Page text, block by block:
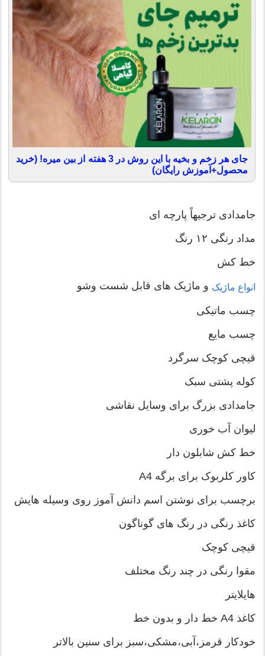
جای هر زخم و بخیه با این روش در 3 هفته از بین میره! (خرید
محصول+آموزش رایگان)
جامدادی ترجیهاً پارچه ای
مداد رنگی ۱۲ رنگ
خط کش
انواع ماژیک و ماژیک های قابل شست وشو
چسب ماتیکی
چسب مایع
قیچی کوچک سرگرد
کوله پشتی سبک
جامدادی بزرگ برای وسایل نقاشی
لیوان آب خوری
خط کش شابلون دار
کاور کلربوک برای برگه A4
برچسب برای نوشتن اسم دانش آموز روی وسیله هایش
کاغذ رنگی در رنگ های گوناگون
قیچی کوچک
مقوا رنگی در چند رنگ مختلف
هایلایتر
کاغذ A4 خط دار و بدون خط
خودکار قرمز،آبی،مشکی،سبز برای سنین بالاتر